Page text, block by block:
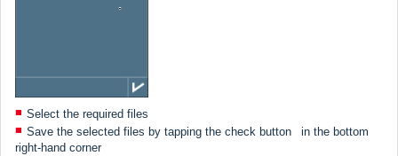
Select the required files
Save the selected files by tapping the check button
in the bottom
right-hand corner